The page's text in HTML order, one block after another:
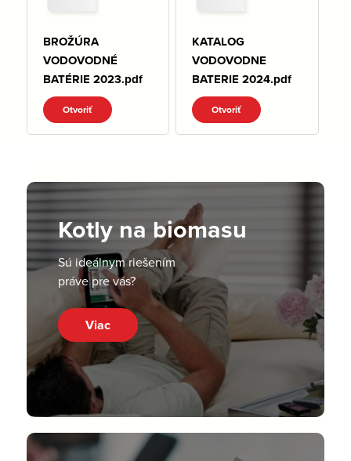
BROŽÚRA
VODOVODNÉ
BATÉRIE 2023.pdf
Otvoriť
KATALOG
VODOVODNE
BATERIE 2024.pdf
Otvoriť
Kotly na biomasu
Sú ideálnym riešením
práve pre vás?
Viac